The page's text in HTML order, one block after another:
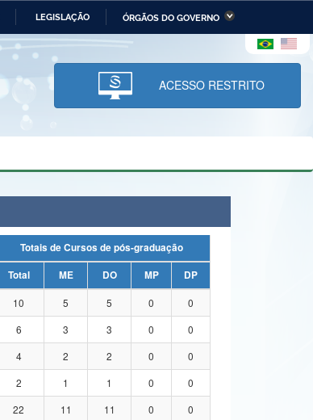
LEGISLAÇÃO ÓRGÃOS DO GOVERNO
Ministério da Infraestrutura
Ministério da Ciência,
Tecnologia, Inovações e
Comunicações
ACESSO RESTRITO
Totais de Cursos de pós-graduação
Total ME DO MP
DP
10 5 5 0
0
6 3 3 0
0
4 2 2 0
0
2 1 1 0
0
22 11 11 0
0